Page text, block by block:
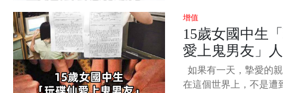
刀身亡。 死者弟弟獨家
還原案發當天公公如何
姊親自來接小孩，質疑
布局的奪命陷阱。 更
的是，檢警相驗後發現
增值
15歲女國中生
愛上鬼男友」
發！14年後「
150字書信」徹
如果有一天，摯愛的
在這個世界上，不是遭